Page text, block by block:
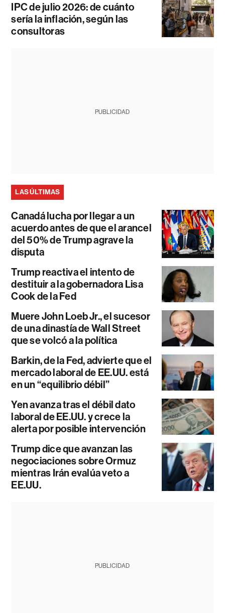
IPC de julio 2026: de cuánto
sería la inflación, según las
consultoras
PUBLICIDAD
LAS ÚLTIMAS
Canadá lucha por llegar a un
acuerdo antes de que el arancel
del 50% de Trump agrave la
disputa
Trump reactiva el intento de
destituir a la gobernadora Lisa
Cook de la Fed
Muere John Loeb Jr., el sucesor
de una dinastía de Wall Street
que se volcó a la política
Barkin, de la Fed, advierte que el
mercado laboral de EE.UU. está
en un “equilibrio débil”
Yen avanza tras el débil dato
laboral de EE.UU. y crece la
alerta por posible intervención
Trump dice que avanzan las
negociaciones sobre Ormuz
mientras Irán evalúa veto a
EE.UU.
PUBLICIDAD